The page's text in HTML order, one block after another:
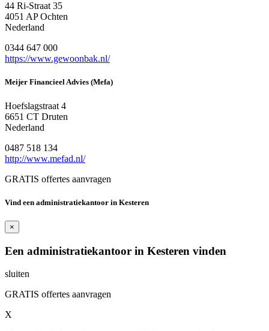
44 Ri-Straat 35
4051 AP Ochten
Nederland
0344 647 000
https://www.gewoonbak.nl/
Meijer Financieel Advies (Mefa)
Hoefslagstraat 4
6651 CT Druten
Nederland
0487 518 134
http://www.mefad.nl/
GRATIS offertes aanvragen
Vind een administratiekantoor in Kesteren
×
Een administratiekantoor in Kesteren vinden
sluiten
GRATIS offertes aanvragen
X